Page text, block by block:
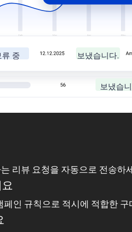
류 중 보냈습니다.
보냈습
리뷰 요청을 자동으로 전송
인 규칙으로 적시에 적합한